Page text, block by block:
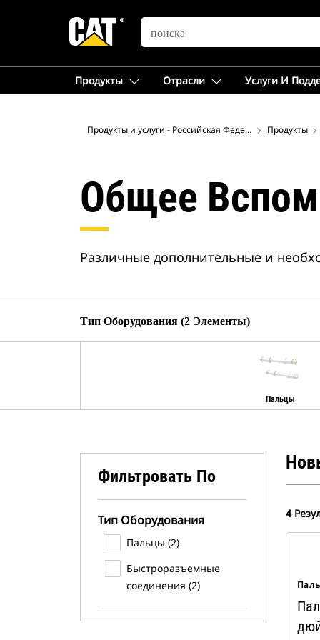
SEARCH
Продукты Отрасли Услуги И
Продукты и услуги - Российская Федерация Продукты
Общее
Различные дополнительные и
Тип Оборудования (2 Элементы)
Пальцы
Фильтровать По
Тип Оборудования
Пальцы (2)
Быстроразъемные
соединения (2)
4